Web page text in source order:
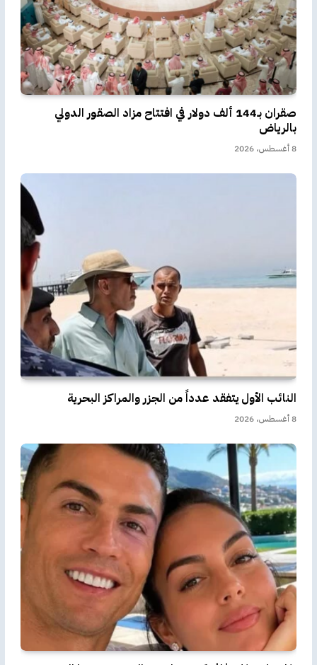
صقران بـ144 ألف دولار في افتتاح مزاد الصقور الدولي
بالرياض
8 أغسطس، 2026
النائب الأول يتفقد عدداً من الجزر والمراكز البحرية
8 أغسطس، 2026